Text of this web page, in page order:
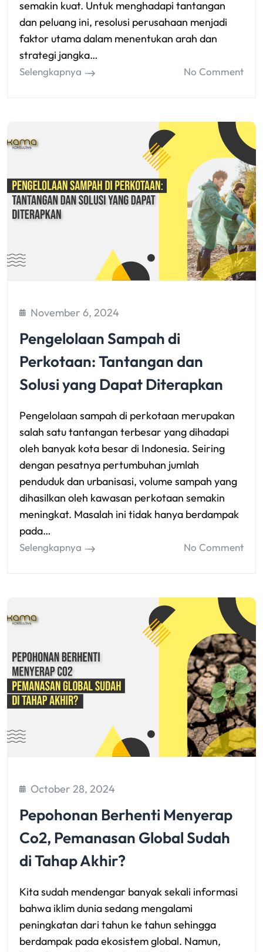
semakin kuat. Untuk menghadapi tantangan
dan peluang ini, resolusi perusahaan menjadi
faktor utama dalam menentukan arah dan
strategi jangka…
Selengkapnya No Comment
November 6, 2024
Pengelolaan Sampah di
Perkotaan: Tantangan dan
Solusi yang Dapat Diterapkan
Pengelolaan sampah di perkotaan merupakan
salah satu tantangan terbesar yang dihadapi
oleh banyak kota besar di Indonesia. Seiring
dengan pesatnya pertumbuhan jumlah
penduduk dan urbanisasi, volume sampah yang
dihasilkan oleh kawasan perkotaan semakin
meningkat. Masalah ini tidak hanya berdampak
pada…
Selengkapnya No Comment
October 28, 2024
Pepohonan Berhenti Menyerap
Co2, Pemanasan Global Sudah
di Tahap Akhir?
Kita sudah mendengar banyak sekali informasi
bahwa iklim dunia sedang mengalami
peningkatan dari tahun ke tahun sehingga
berdampak pada ekosistem global. Namun,